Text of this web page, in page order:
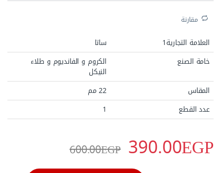
مقارنة
العلامة التجارية1
ساتا
خامة الصنع
الكروم و الفانديوم و طلاء
النيكل
المقاس
22 مم
عدد القطع
1
390.00EGP
600.00EGP